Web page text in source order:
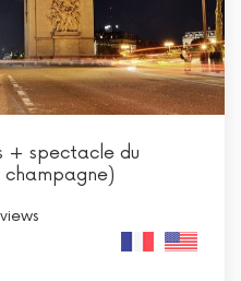
+ spectacle du
champagne)